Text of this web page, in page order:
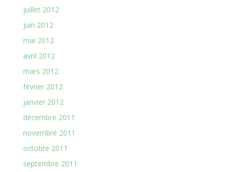
juillet 2012
juin 2012
mai 2012
avril 2012
mars 2012
février 2012
janvier 2012
décembre 2011
novembre 2011
octobre 2011
septembre 2011